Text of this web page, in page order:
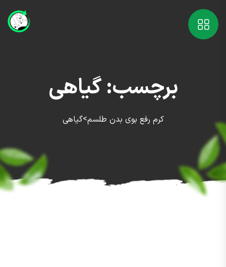
برچسب:گیاهی
کرم رفع بوی بدن طلسم>گیاهی